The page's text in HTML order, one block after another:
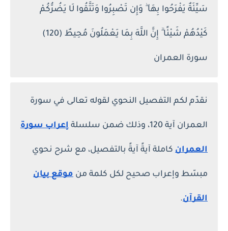
سَيِّئَةٌ يَفْرَحُوا بِهَا ۖ وَإِن تَصْبِرُوا وَتَتَّقُوا لَا يَضُرُّكُمْ
كَيْدُهُمْ شَيْئًا ۗ إِنَّ اللَّهَ بِمَا يَعْمَلُونَ مُحِيطٌ (120)
سورة العمران
نقدّم لكم التفصيل النحوي لقوله تعالى في سورة
العمران آية 120، وذلك ضمن سلسلة إعراب سورة
العمرانكاملة آيةً آيةً بالتفصيل، مع شرح نحوي
مبسّط وإعراب صحيح لكل كلمة منموقع بيان
القرآن.